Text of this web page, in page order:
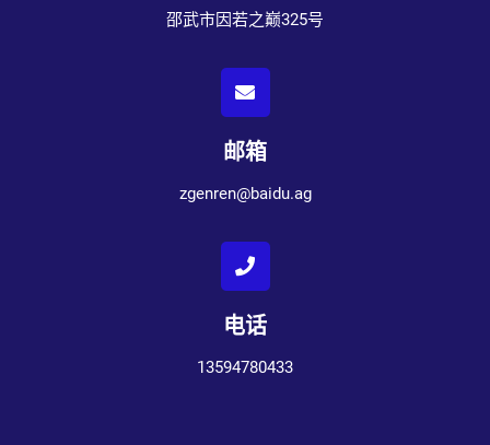
邵武市因若之巅325号
邮箱
zgenren@baidu.ag
电话
13594780433